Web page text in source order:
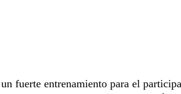
fuerte entrenamiento para el